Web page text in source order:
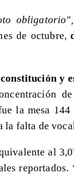
obligatorio",
de octubre,
y
la mesa 144
la falta de
al
reportados.